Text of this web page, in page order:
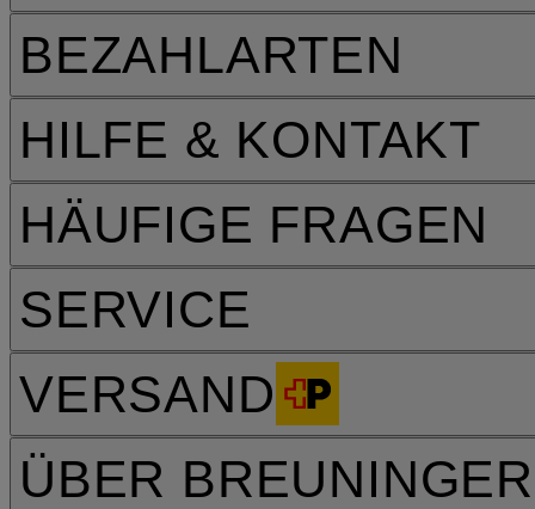
HILFE & KONTAKT
HÄUFIGE FRAGEN
SERVICE
VERSAND
BEZAHLARTEN
ÜBER BREUNINGER